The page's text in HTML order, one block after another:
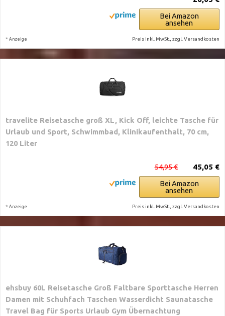
Bei Amazon
ansehen
* Anzeige Preis inkl. MwSt., zzgl. Versandkosten
travelite Reisetasche groß XL, Kick Off, leichte Tasche für
Urlaub und Sport, Schwimmbad, Klinikaufenthalt, 70 cm,
120 Liter
45,05 €
54,95 €
Bei Amazon
ansehen
* Anzeige Preis inkl. MwSt., zzgl. Versandkosten
ehsbuy 60L Reisetasche Groß Faltbare Sporttasche Herren
Damen mit Schuhfach Taschen Wasserdicht Saunatasche
Travel Bag für Sports Urlaub Gym Übernachtung